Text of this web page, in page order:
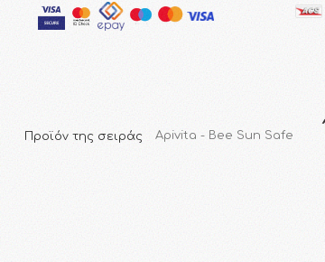
Προϊόν της σειράς Apivita - Bee Sun Safe